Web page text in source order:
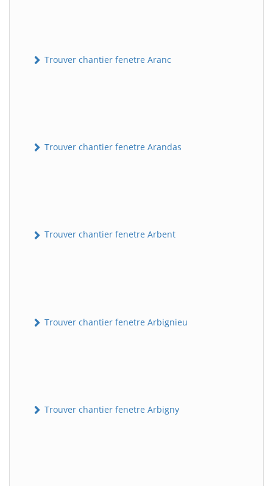
Trouver chantier fenetre Aranc
Trouver chantier fenetre Arandas
Trouver chantier fenetre Arbent
Trouver chantier fenetre Arbignieu
Trouver chantier fenetre Arbigny